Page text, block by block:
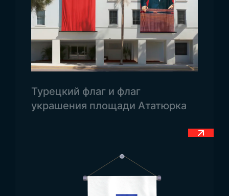
символизирует надежду и показывает, что
народ страны смотрит в будущее с
оптимизмом.
Размеры флага
Флаг имеет стандартные размеры 100×150 см.
используется по всей стране. Однако, мы
запросам наших клиентов.
Использование флага
Турецкий флаг и флаг
украшения площади Ататюрка